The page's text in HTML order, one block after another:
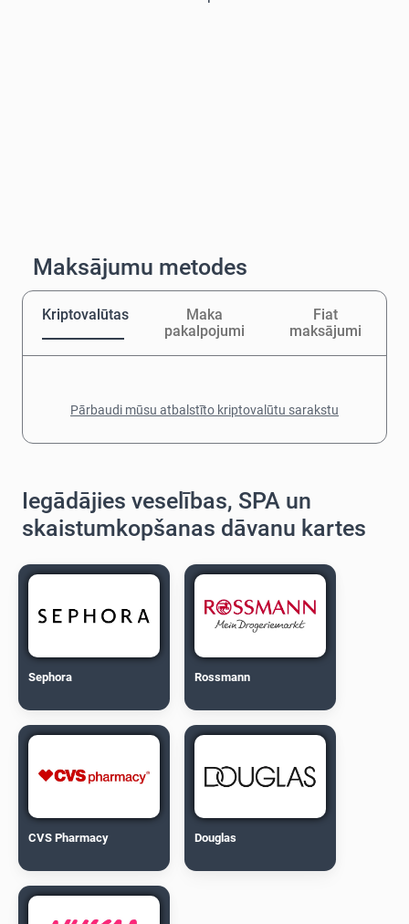
Maksājumu metodes
Kriptovalūtas
Maka
pakalpojumi
Fiat
maksājumi
Pārbaudi mūsu atbalstīto kriptovalūtu sarakstu
Iegādājies veselības, SPA un
skaistumkopšanas dāvanu kartes
Sephora Rossmann
CVS Pharmacy Douglas